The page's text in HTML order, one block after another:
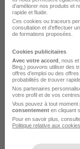
Voir l’offre
Conseiller de
E.Leclerc
Lexy - 54 CDI
Voir l’offre
d'améliorer nos produits et
rapide et fluide.
Ces cookies ou traceurs
consultation et d'effectuer
de formations proposées.
Cookies publicitaires
Avec votre accord , nous
Bing,) pouvons utiliser des
offres d’emploi ou des
probabilités de trouver
Nos partenaires
votre profil et de vos centres
Vous pouvez à tout moment
consentement en cliquant
Pour en savoir plus,
Politique relative aux cookies